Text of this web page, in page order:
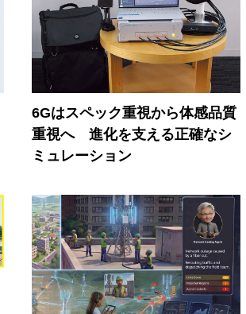
6Gはスペック重視から体感品質
重視へ 進化を支える正確なシ
ミュレーション